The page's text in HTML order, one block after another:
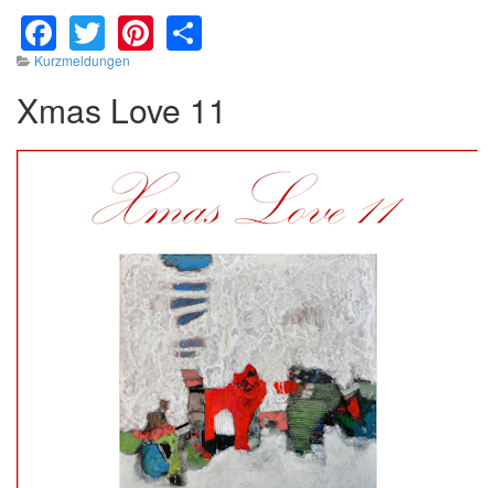
Facebook
TwitterPinterest
Kurzmeldungen
Xmas Love 11